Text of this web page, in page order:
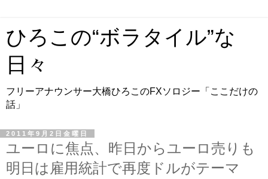
ひろこの“ボラタイル”な
日々
フリーアナウンサー大橋ひろこのFXソロジー「ここだけの
話」
2011年9月2日金曜日
ユーロに焦点、昨日からユーロ売りも
明日は雇用統計で再度ドルがテーマ